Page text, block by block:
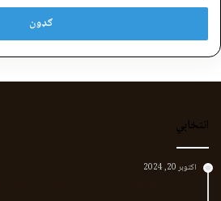
انتخابي
اکتوبر 20, 2024